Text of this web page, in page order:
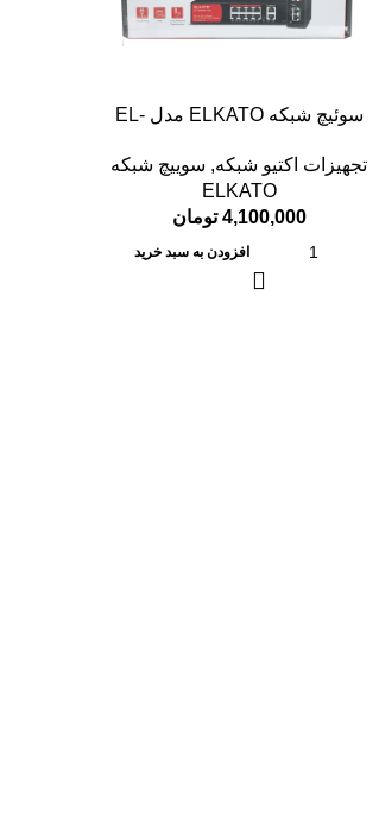
سوئیچ شبکه ELKATO مدل EL-
تجهیزات اکتیو شبکه, سوییچ شبکه
ELKATO
4,100,000 تومان
افزودن به سبد خرید